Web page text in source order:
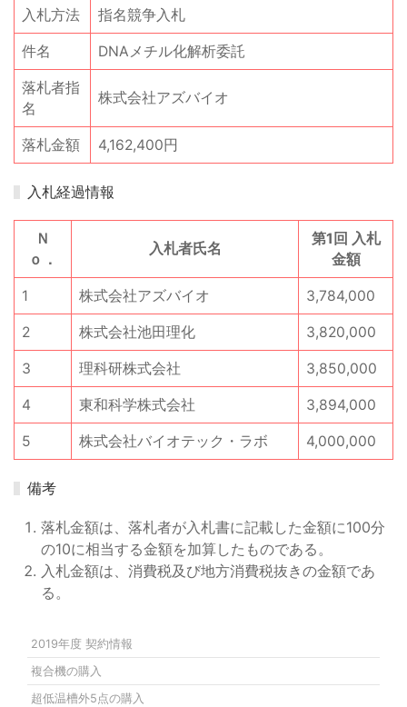
入札方法 指名競争入札
件名 DNAメチル化解析委託
落札者指
名
株式会社アズバイオ
落札金額 4,162,400円
入札経過情報
Ｎ
ｏ．
入札者氏名
第1回 入札
金額
1 株式会社アズバイオ 3,784,000
2 株式会社池田理化 3,820,000
3 理科研株式会社 3,850,000
4 東和科学株式会社 3,894,000
5 株式会社バイオテック・ラボ 4,000,000
備考
落札金額は、落札者が入札書に記載した金額に100分
の10に相当する金額を加算したものである。
入札金額は、消費税及び地方消費税抜きの金額であ
る。
2019年度 契約情報
複合機の購入
超低温槽外5点の購入